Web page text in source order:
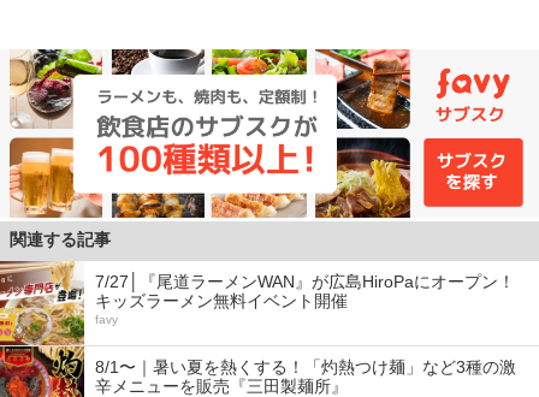
関連する記事
7/27│『尾道ラーメンWAN』が広島HiroPaにオープン！
キッズラーメン無料イベント開催
favy
8/1〜｜暑い夏を熱くする！「灼熱つけ麺」など3種の激
辛メニューを販売『三田製麺所』